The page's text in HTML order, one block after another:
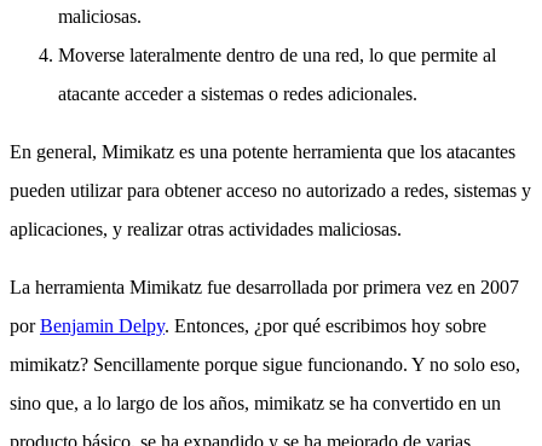
maliciosas.
Moverse lateralmente dentro de una red, lo que permite al
atacante acceder a sistemas o redes adicionales.
En general, Mimikatz es una potente herramienta que los atacantes
pueden utilizar para obtener acceso no autorizado a redes, sistemas y
aplicaciones, y realizar otras actividades maliciosas.
La herramienta Mimikatz fue desarrollada por primera vez en 2007
porBenjamin Delpy. Entonces, ¿por qué escribimos hoy sobre
mimikatz? Sencillamente porque sigue funcionando. Y no solo eso,
sino que, a lo largo de los años, mimikatz se ha convertido en un
producto básico, se ha expandido y se ha mejorado de varias